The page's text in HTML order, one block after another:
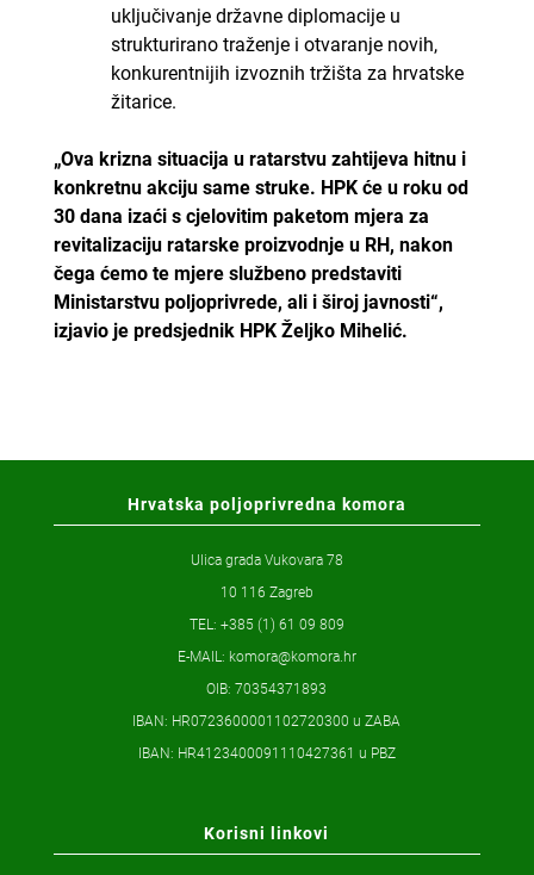
uključivanje državne diplomacije u
strukturirano traženje i otvaranje novih,
konkurentnijih izvoznih tržišta za hrvatske
žitarice.
„Ova krizna situacija u ratarstvu zahtijeva hitnu i
konkretnu akciju same struke. HPK će u roku od
30 dana izaći s cjelovitim paketom mjera za
revitalizaciju ratarske proizvodnje u RH, nakon
čega ćemo te mjere službeno predstaviti
Ministarstvu poljoprivrede, ali i široj javnosti“,
izjavio je predsjednik HPK Željko Mihelić.
Hrvatska poljoprivredna komora
Ulica grada Vukovara 78
10 116 Zagreb
TEL: +385 (1) 61 09 809
E-MAIL: komora@komora.hr
OIB: 70354371893
IBAN: HR0723600001102720300 u ZABA
IBAN: HR4123400091110427361 u PBZ
Korisni linkovi